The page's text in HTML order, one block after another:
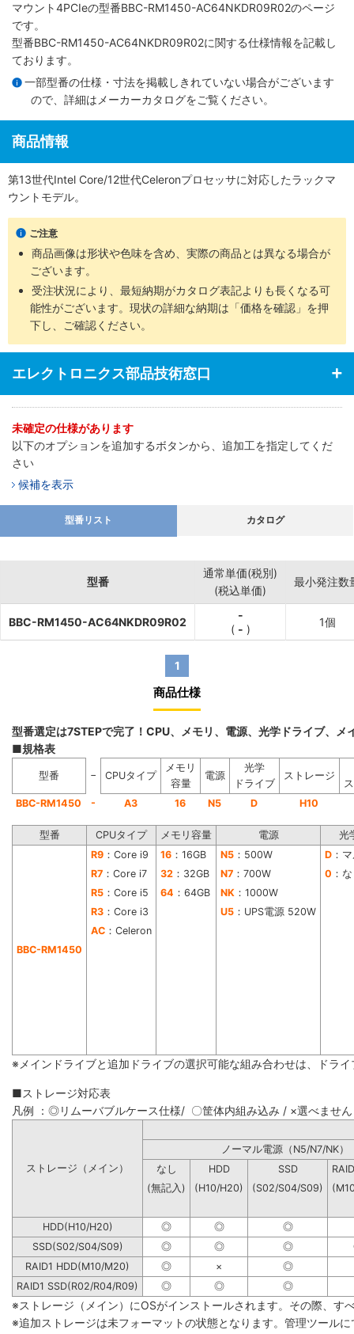
マウント4PCIeの型番BBC-RM1450-AC64NKDR09R02のページ
です。
型番BBC-RM1450-AC64NKDR09R02に関する仕様情報を記載し
ております。
一部型番の仕様・寸法を掲載しきれていない場合がございます
ので、詳細は メーカーカタログをご覧ください。
商品情報
第13世代Intel Core/12世代Celeronプロセッサに対応したラックマ
ウントモデル。
ご注意
商品画像は形状や色味を含め、実際の商品とは異なる場合が
ございます。
受注状況により、最短納期がカタログ表記よりも長くなる可
能性がございます。現状の詳細な納期は「価格を確認」を押
下し、ご確認ください。
エレクトロニクス部品技術窓口
未確定の仕様があります
以下のオプションを追加するボタンから、追加工を指定してくだ
さい
候補を表示
型番リスト カタログ
型番
通常単価(税別)
(税込単価)
最小発注数
BBC-RM1450-AC64NKDR09R02
-
( - )
1個
1
商品仕様
型番選定は7STEPで完了！CPU、メモリ、電源、光学ドライブ、
■規格表
型番 − CPUタイプ
メモリ
容量
電源
光学
ドライブ
ストレージ
BBC-RM1450
- A3 16 N5 D H10
型番 CPUタイプ メモリ容量 電源 光
BBC-RM1450
R9 ：Core i9 16 ：16GB N5 ：500W D ：
R7 ：Core i7 32 ：32GB N7 ：700W 0 ：
R5 ：Core i5 64 ：64GB NK ：1000W
R3 ：Core i3 U5 ：UPS電源 520W
AC ：Celeron
※メインドライブと追加ドライブの選択可能な組み合わせは、ドラ
■ストレージ対応表
凡例 ：◎リムーバブルケース仕様/ 〇筐体内組み込み / ×選べません
ノーマル電源（N5/
ストレージ（メイン）
なし HDD SSD
(無記入)
(H10/H20) (S02/S04/S09)
HDD(H10/H20) ◎ ◎
◎
SSD(S02/S04/S09)
◎ ◎ ◎
RAID1 HDD(M10/M20)
◎ ×
◎
RAID1 SSD(R02/R04/R09)
◎ ◎ ◎
※ストレージ（メイン）にOSがインストールされます。その際、す
※追加ストレージは未フォーマットの状態となります。管理ツール